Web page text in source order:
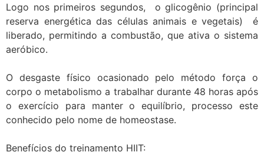
Logo nos primeiros segundos, o glicogênio (principal
reserva energética das células animais e vegetais) é
liberado, permitindo a combustão, que ativa o sistema
aeróbico.
O desgaste físico ocasionado pelo método força o
corpo o metabolismo a trabalhar durante 48 horas após
o exercício para manter o equilíbrio, processo este
conhecido pelo nome de homeostase.
Benefícios do treinamento HIIT: